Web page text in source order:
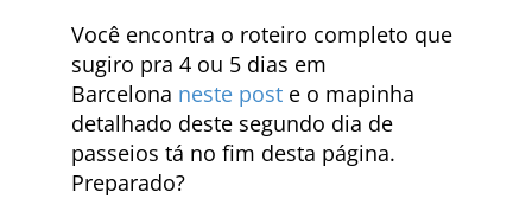
Você encontra o roteiro completo que
sugiro pra 4 ou 5 dias em
Barcelona neste post e o mapinha
detalhado deste segundo dia de
passeios tá no fim desta página.
Preparado?